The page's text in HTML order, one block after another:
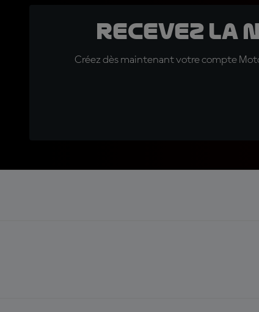
Recevez la
Créez dès maintenant votre compte